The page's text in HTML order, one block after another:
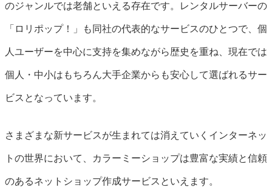
のジャンルでは老舗といえる存在です。レンタルサーバーの
「ロリポップ！」も同社の代表的なサービスのひとつで、個
人ユーザーを中心に支持を集めながら歴史を重ね、現在では
個人・中小はもちろん大手企業からも安心して選ばれるサー
ビスとなっています。
さまざまな新サービスが生まれては消えていくインターネッ
トの世界において、カラーミーショップは豊富な実績と信頼
のあるネットショップ作成サービスといえます。